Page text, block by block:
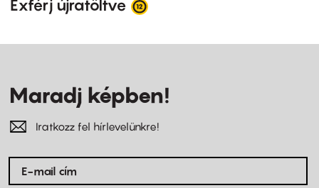
Exférj újratöltve
Maradj képben!
Iratkozz fel hírlevelünkre!